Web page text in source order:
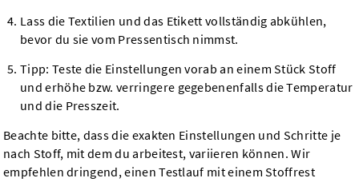
Lass die Textilien und das Etikett vollständig abkühlen,
bevor du sie vom Pressentisch nimmst.
Tipp: Teste die Einstellungen vorab an einem Stück Stoff
und erhöhe bzw. verringere gegebenenfalls die Temperatur
und die Presszeit.
Beachte bitte, dass die exakten Einstellungen und Schritte je
nach Stoff, mit dem du arbeitest, variieren können. Wir
empfehlen dringend, einen Testlauf mit einem Stoffrest